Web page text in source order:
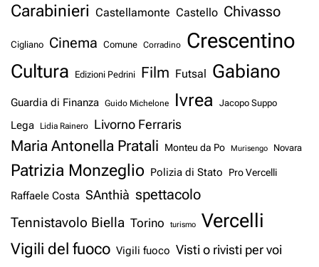
Carabinieri Castellamonte Castello Chivasso
Cigliano Cinema Comune Corradino Crescentino
Cultura Edizioni Pedrini Film Futsal Gabiano
Guardia di Finanza Guido Michelone Ivrea Jacopo Suppo
Lega Lidia Rainero Livorno Ferraris
Maria Antonella Pratali Monteu da Po Murisengo Novara
Patrizia Monzeglio Polizia di Stato Pro Vercelli
Raffaele Costa SAnthià spettacolo
Tennistavolo Biella Torino turismo Vercelli
Vigili del fuoco Vigili fuoco Visti o rivisti per voi